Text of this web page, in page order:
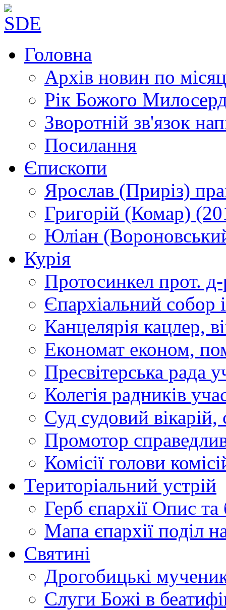
Головна
Архів новин по
Рік Божого
Зворотній зв'язок
Посилання
Єпископи
Ярослав (Приріз)
Григорій (Комар)
Юліан
Курія
Протосинкел прот.
Єпархіальний собор
Канцелярія кацлер,
Економат економ,
Пресвітерська рада
Колегія радників
Суд судовий вікарій,
Промотор
Комісії голови
Територіальний устрій
Герб єпархії Опис та
Мапа єпархії поділ
Святині
Дрогобицькі
Слуги Божі в